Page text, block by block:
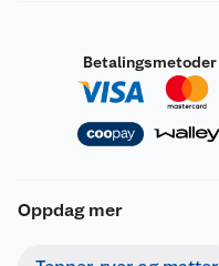
Betalingsmetoder
Oppdag mer